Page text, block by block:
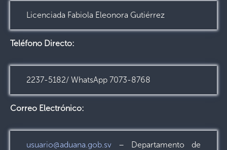
Licenciada Fabiola Eleonora Gutiérrez
Teléfono Directo:
2237-5182/ WhatsApp 7073-8768
Correo Electrónico:
usuario@aduana.gob.sv – Departamento de